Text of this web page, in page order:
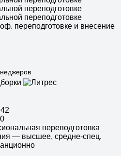
переподготовке и внесение
переподготовка
— высшее, средне-спец.